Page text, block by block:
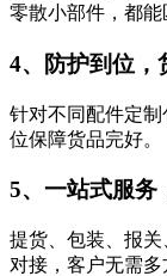
零散小部件，都能
4、防护到位，
针对不同配件定
位保障货品完好。
5、一站式服务
提货、包装、报
对接，客户无需多